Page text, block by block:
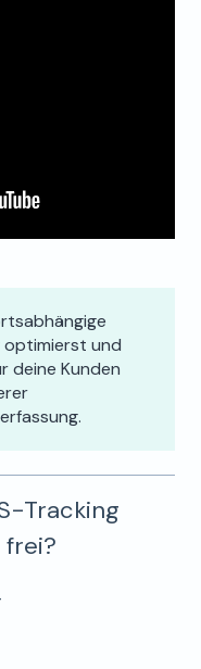
optimierst und
deine Kunden
Tracking